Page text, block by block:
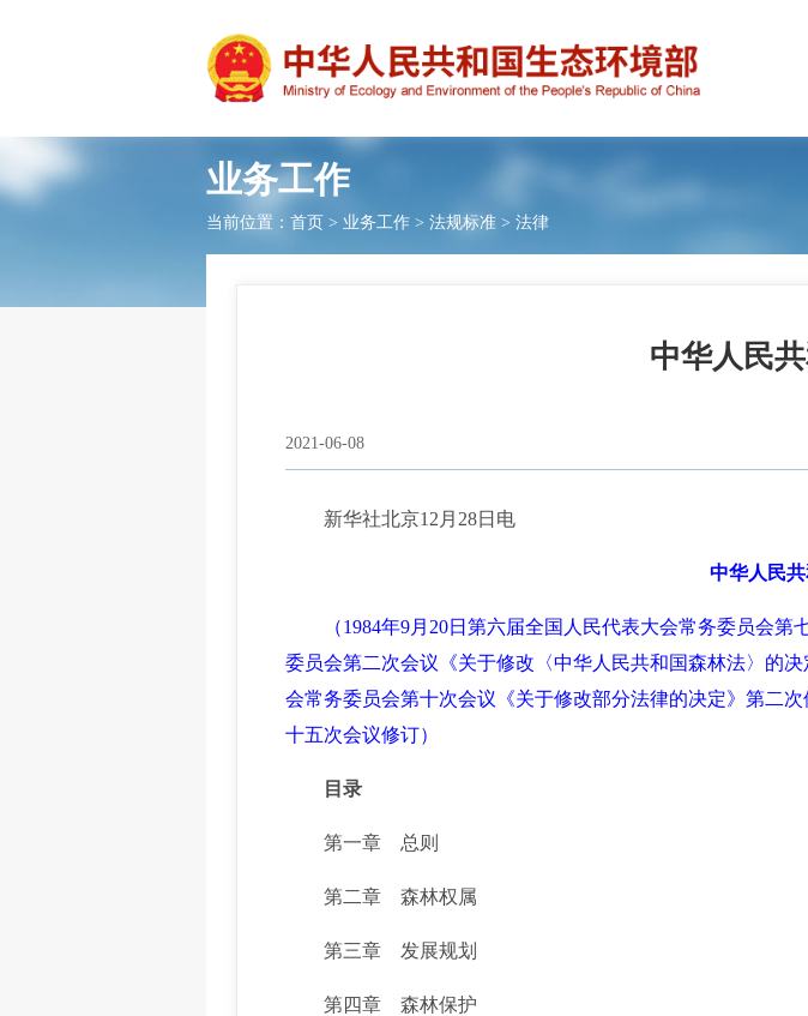
业务工作
当前位置： 首页 > 业务工作 > 法规标准 > 法律
中华人民
2021-06-08
新华社北京12月28日电
中华人民
（1984年9月20日第六届全国人民代表大会常务委员会
委员会第二次会议《关于修改〈中华人民共和国森林法〉的
会常务委员会第十次会议《关于修改部分法律的决定》第二
十五次会议修订）
目录
第一章 总则
第二章 森林权属
第三章 发展规划
第四章 森林保护